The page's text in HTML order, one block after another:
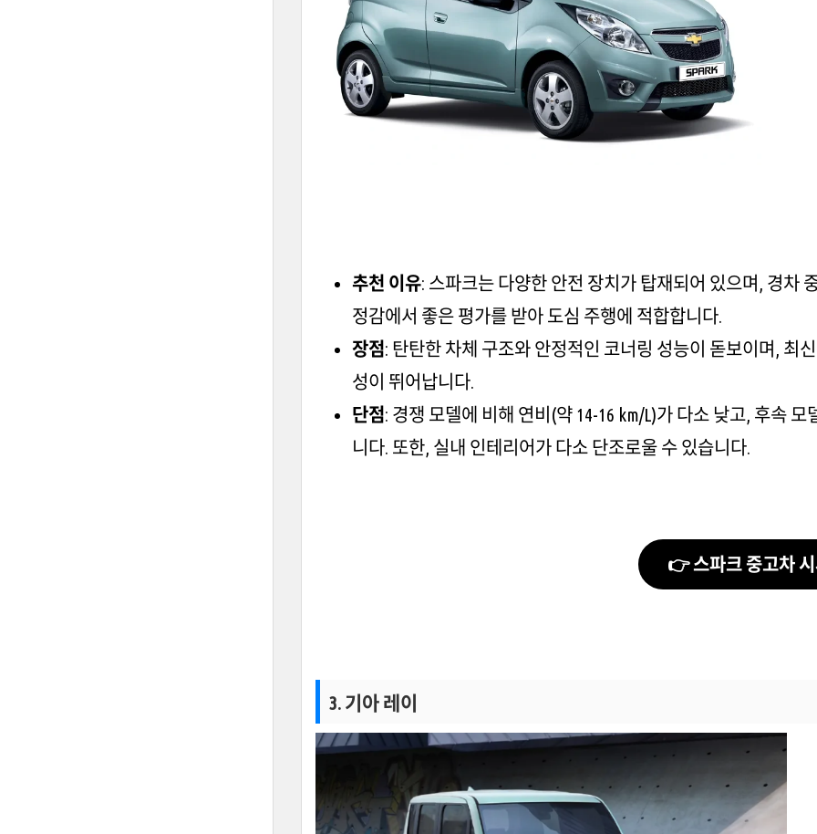
추천 이유: 스파크는 다양한 안전 장치가 탑재되어 있으며, 경차
정감에서 좋은 평가를 받아 도심 주행에 적합합니다.
장점: 탄탄한 차체 구조와 안정적인 코너링 성능이 돋보이며, 최
성이 뛰어납니다.
단점: 경쟁 모델에 비해 연비(약 14-16 km/L)가 다소 낮고, 후속
니다. 또한, 실내 인테리어가 다소 단조로울 수 있습니다.
👉 스파크 중고차
3. 기아 레이